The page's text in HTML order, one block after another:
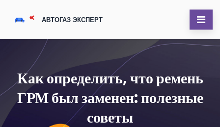
Как определить, что ремень
ГРМ был заменен: полезные
советы